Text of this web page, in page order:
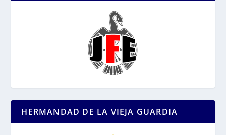
HERMANDAD DE LA VIEJA GUARDIA